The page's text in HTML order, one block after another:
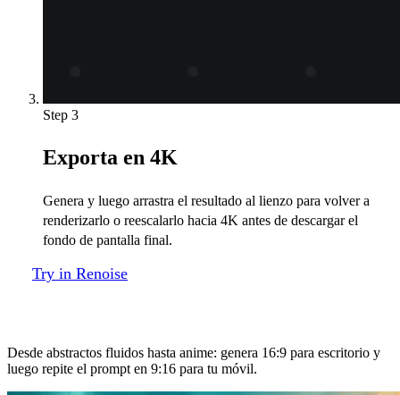
Step 3
Exporta en 4K
Genera y luego arrastra el resultado al lienzo para volver a
renderizarlo o reescalarlo hacia 4K antes de descargar el
fondo de pantalla final.
Try in Renoise
Desde abstractos fluidos hasta anime: genera 16:9 para escritorio y
luego repite el prompt en 9:16 para tu móvil.